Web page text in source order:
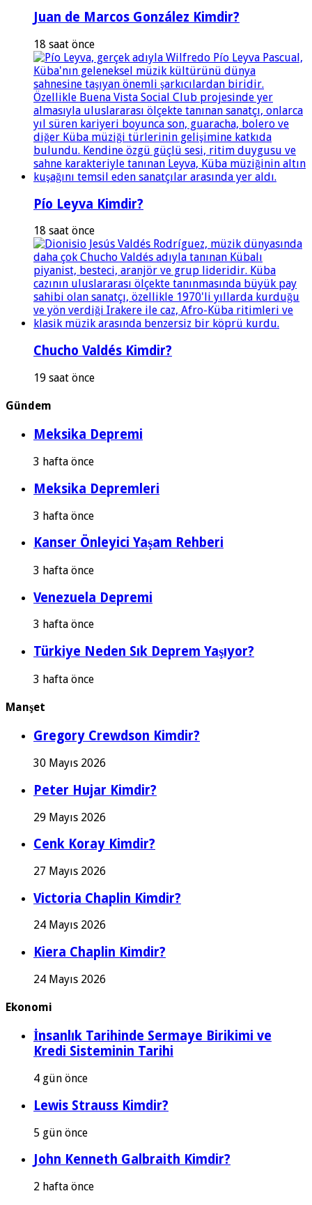
Juan de Marcos González Kimdir?
18 saat önce
Pío Leyva Kimdir?
18 saat önce
Chucho Valdés Kimdir?
19 saat önce
Gündem
Meksika Depremi
3 hafta önce
Meksika Depremleri
3 hafta önce
Kanser Önleyici Yaşam Rehberi
3 hafta önce
Venezuela Depremi
3 hafta önce
Türkiye Neden Sık Deprem Yaşıyor?
3 hafta önce
Manşet
Gregory Crewdson Kimdir?
30 Mayıs 2026
Peter Hujar Kimdir?
29 Mayıs 2026
Cenk Koray Kimdir?
27 Mayıs 2026
Victoria Chaplin Kimdir?
24 Mayıs 2026
Kiera Chaplin Kimdir?
24 Mayıs 2026
Ekonomi
İnsanlık Tarihinde Sermaye Birikimi ve
Kredi Sisteminin Tarihi
4 gün önce
Lewis Strauss Kimdir?
5 gün önce
John Kenneth Galbraith Kimdir?
2 hafta önce